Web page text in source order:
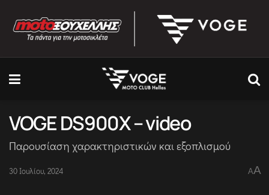
VOGE DS900X – video
Παρουσίαση χαρακτηριστικών και εξοπλισμού
30 Ιουλίου, 2024 AA